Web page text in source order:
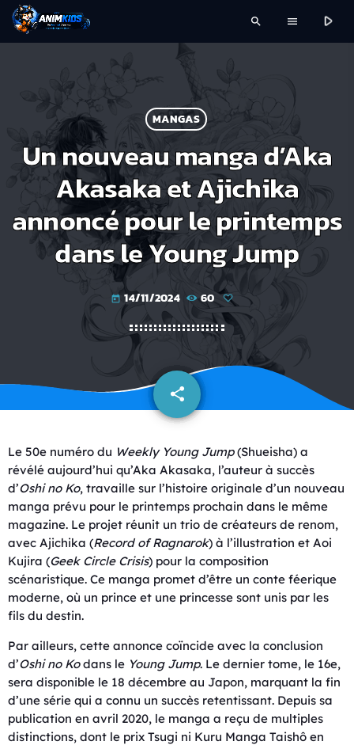
search menu play_arrow
MANGAS
Un nouveau manga d’Aka
Akasaka et Ajichika
annoncé pour le printemps
dans le Young Jump
today 14/11/2024 60
share
email
Le 50e numéro du Weekly Young Jump(Shueisha) a
révélé aujourd’hui qu’Aka Akasaka, l’auteur à succès
d’Oshi no Ko, travaille sur l’histoire originale d’un nouveau
manga prévu pour le printemps prochain dans le même
magazine. Le projet réunit un trio de créateurs de renom,
avec Ajichika (Record of Ragnarok) à l’illustration et Aoi
Kujira (Geek Circle Crisis) pour la composition
scénaristique. Ce manga promet d’être un conte féerique
moderne, où un prince et une princesse sont unis par les
fils du destin.
Par ailleurs, cette annonce coïncide avec la conclusion
d’Oshi no Kodans le Young Jump. Le dernier tome, le 16e,
sera disponible le 18 décembre au Japon, marquant la fin
d’une série qui a connu un succès retentissant. Depuis sa
publication en avril 2020, le manga a reçu de multiples
distinctions, dont le prix Tsugi ni Kuru Manga Taishô en